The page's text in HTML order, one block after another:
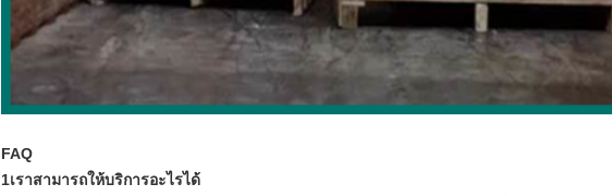
FAQ
1เราสามารถให้บริการอะไรได้